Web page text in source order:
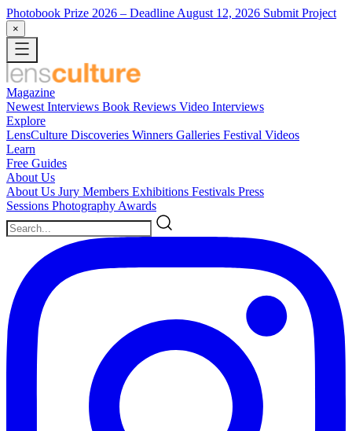
Photobook Prize 2026 – Deadline August 12, 2026 Submit Project
×
Magazine
Newest Interviews Book Reviews Video Interviews
Explore
LensCulture Discoveries Winners Galleries Festival Videos
Learn
Free Guides
About Us
About Us Jury Members Exhibitions Festivals Press
Sessions Photography Awards